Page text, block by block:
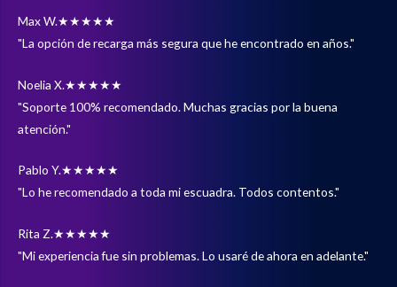
Max W.★★★★★
"La opción de recarga más segura que he encontrado en años."
Noelia X.★★★★★
"Soporte 100% recomendado. Muchas gracias por la buena
atención."
Pablo Y.★★★★★
"Lo he recomendado a toda mi escuadra. Todos contentos."
Rita Z.★★★★★
"Mi experiencia fue sin problemas. Lo usaré de ahora en adelante."